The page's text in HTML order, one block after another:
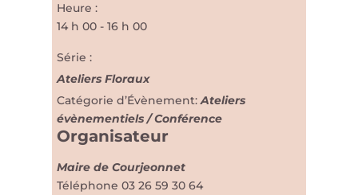
Heure :
14 h 00 - 16 h 00
Série :
Ateliers Floraux
Catégorie d’Évènement: Ateliers
évènementiels / Conférence
Organisateur
Maire de Courjeonnet
Téléphone03 26 59 30 64